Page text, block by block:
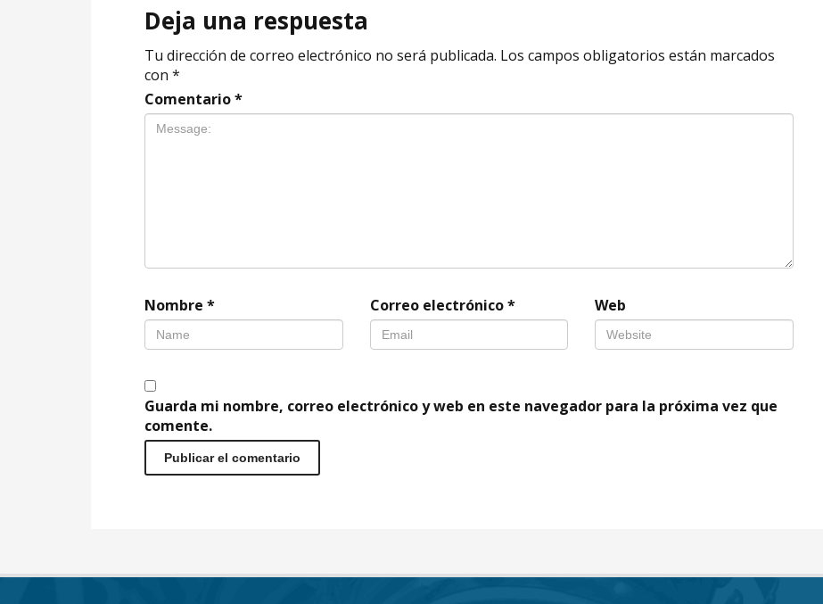
Deja una respuesta
Tu dirección de correo electrónico no será publicada. Los campos obligatorios están marcados
con *
Comentario*
Nombre * Correo electrónico* Web
Guarda mi nombre, correo electrónico y web en este navegador para la próxima vez que
comente.